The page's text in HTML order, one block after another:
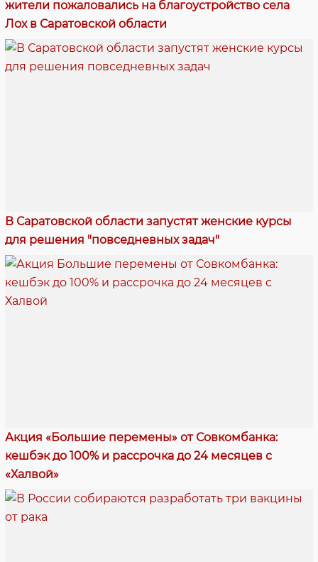
жители пожаловались на благоустройство села
Лох в Саратовской области
В Саратовской области запустят женские курсы
для решения "повседневных задач"
Акция «Большие перемены» от Совкомбанка:
кешбэк до 100% и рассрочка до 24 месяцев с
«Халвой»